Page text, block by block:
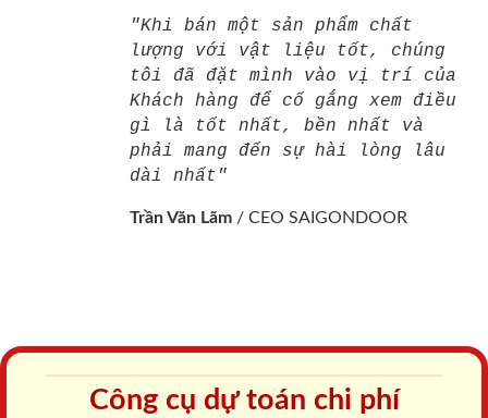
"Khi bán một sản phẩm chất
lượng với vật liệu tốt, chúng
tôi đã đặt mình vào vị trí của
Khách hàng để cố gắng xem điều
gì là tốt nhất, bền nhất và
phải mang đến sự hài lòng lâu
dài nhất"
Trần Văn Lãm / CEO SAIGONDOOR
Công cụ dự toán chi phí